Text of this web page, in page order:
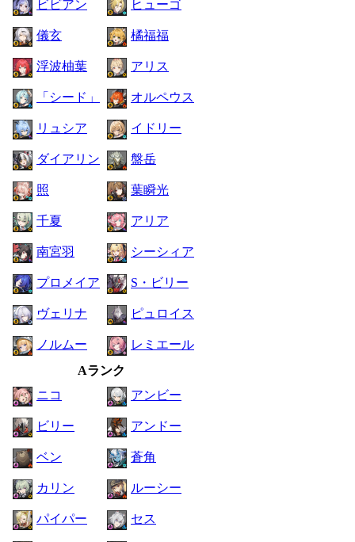
ビビアン ヒューゴ
儀玄 橘福福
浮波柚葉 アリス
「シード」 オルペウス
リュシア イドリー
ダイアリン 盤岳
照 葉瞬光
千夏 アリア
南宮羽 シーシィア
プロメイア S・ビリー
ヴェリナ ピュロイス
ノルムー
レミエール
Aランク
ニコ
アンビー
ビリー アンドー
ベン 蒼角
カリン ルーシー
パイパー セス